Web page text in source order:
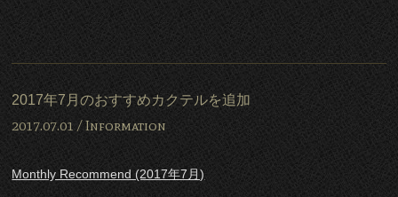
2017年7月のおすすめカクテルを追加
2017.07.01 /Information
Monthly Recommend (2017年7月)